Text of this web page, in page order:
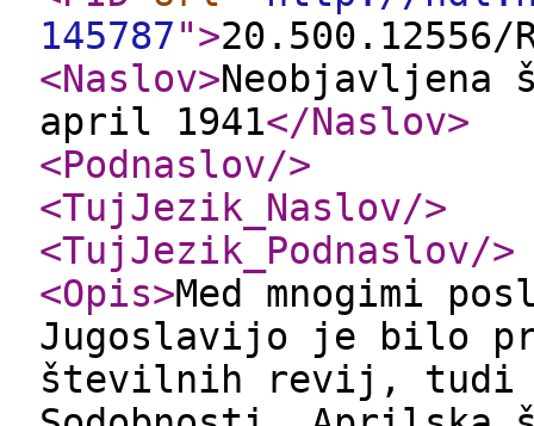
145787">20.500.12556/
<Naslov>Neobjavljena
april 1941</Naslov>
<Podnaslov/>
<TujJezik_Naslov/>
<TujJezik_Podnaslov/>
<Opis>Med mnogimi
Jugoslavijo je bilo
številnih revij, tudi